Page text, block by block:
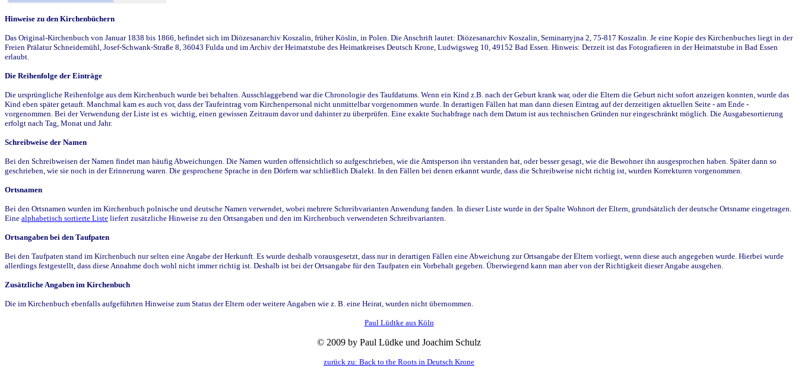
Hinweise zu den Kirchenbüchern
Das Original-Kirchenbuch von Januar 1838 bis 1866, befindet sich im Diözesanarchiv Koszalin, früher Köslin, in Polen. Die Anschrift lautet: Diözesanarchiv Koszalin, Seminarryjna 2, 75-817 Koszalin. Je eine Kopie des Kirchenbuches liegt in der
Freien Prälatur Schneidemühl, Josef-Schwank-Straße 8, 36043 Fulda und im Archiv der Heimatstube des Heimatkreises Deutsch Krone, Ludwigsweg 10, 49152 Bad Essen. Hinweis: Derzeit ist das Fotografieren in der Heimatstube in Bad Essen
erlaubt.
Die Reihenfolge der Einträge
Die ursprüngliche Reihenfolge aus dem Kirchenbuch wurde bei behalten. Ausschlaggebend war die Chronologie des Taufdatums. Wenn ein Kind z.B. nach der Geburt krank war, oder die Eltern die Geburt nicht sofort anzeigen konnten, wurde das
Kind eben später getauft. Manchmal kam es auch vor, dass der Taufeintrag vom Kirchenpersonal nicht unmittelbar vorgenommen wurde. In derartigen Fällen hat man dann diesen Eintrag auf der derzeitigen aktuellen Seite - am Ende -
vorgenommen. Bei der Verwendung der Liste ist es wichtig, einen gewissen Zeitraum davor und dahinter zu überprüfen. Eine exakte Suchabfrage nach dem Datum ist aus technischen Gründen nur eingeschränkt möglich. Die Ausgabesortierung
erfolgt nach Tag, Monat und Jahr.
Schreibweise der Namen
Bei den Schreibweisen der Namen findet man häufig Abweichungen. Die Namen wurden offensichtlich so aufgeschrieben, wie die Amtsperson ihn verstanden hat, oder besser gesagt, wie die Bewohner ihn ausgesprochen haben. Später dann so
geschrieben, wie sie noch in der Erinnerung waren. Die gesprochene Sprache in den Dörfern war schließlich Dialekt. In den Fällen bei denen erkannt wurde, dass die Schreibweise nicht richtig ist, wurden Korrekturen vorgenommen.
Ortsnamen
Bei den Ortsnamen wurden im Kirchenbuch polnische und deutsche Namen verwendet, wobei mehrere Schreibvarianten Anwendung fanden. In dieser Liste wurde in der Spalte Wohnort der Eltern, grundsätzlich der deutsche Ortsname eingetragen.
Eine alphabetisch sortierte Liste liefert zusätzliche Hinweise zu den Ortsangaben und den im Kirchenbuch verwendeten Schreibvarianten.
Ortsangaben bei den Taufpaten
Bei den Taufpaten stand im Kirchenbuch nur selten eine Angabe der Herkunft. Es wurde deshalb vorausgesetzt, dass nur in derartigen Fällen eine Abweichung zur Ortsangabe der Eltern vorliegt, wenn diese auch angegeben wurde. Hierbei wurde
allerdings festgestellt, dass diese Annahme doch wohl nicht immer richtig ist. Deshalb ist bei der Ortsangabe für den Taufpaten ein Vorbehalt gegeben. Überwiegend kann man aber von der Richtigkeit dieser Angabe ausgehen.
Zusätzliche Angaben im Kirchenbuch
Die im Kirchenbuch ebenfalls aufgeführten Hinweise zum Status der Eltern oder weitere Angaben wie z. B. eine Heirat, wurden nicht übernommen.
Paul Lüdtke aus Köln
© 2009 by Paul Lüdke und Joachim Schulz
zurück zu: Back to the Roots in Deutsch Krone